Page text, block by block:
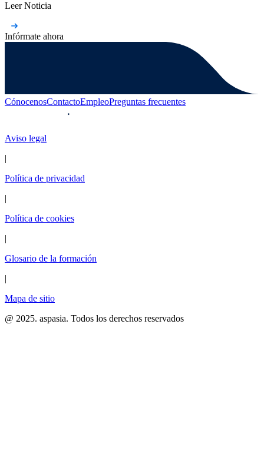
Leer Noticia
Infórmate ahora
CónocenosContactoEmpleoPreguntas frecuentes
Aviso legal
|
Política de privacidad
|
Política de cookies
|
Glosario de la formación
|
Mapa de sitio
@ 2025. aspasia. Todos los derechos reservados